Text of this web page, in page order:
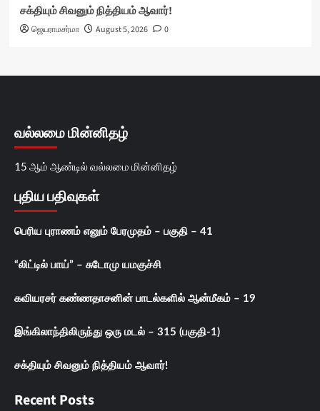
சக்தியும் சிவனும் நித்தியம் ஆவார்!
ஜெயராமசர்மா August 5, 2026 0
வல்லமை மின்னிதழ்
15 ஆம் ஆண்டில் வல்லமை மின்னிதழ்
புதிய பதிவுகள்
பெரிய புராணம் எனும் பேரமுதம் – பகுதி – 41
“லிட்டில் பாய்” – சுடோமு யமகுச்சி
கவியரசர் கண்ணதாசனின் பாடல்களில் ஆன்மீகம் – 19
இங்கிலாந்திலிருந்து ஒரு மடல் – 315 (பகுதி-1)
சக்தியும் சிவனும் நித்தியம் ஆவார்!
Recent Posts